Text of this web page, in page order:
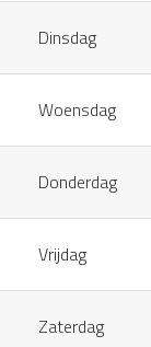
Dinsdag
Woensdag
Donderdag
Vrijdag
Zaterdag